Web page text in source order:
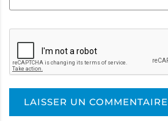
LAISSER UN COMMENTAIRE